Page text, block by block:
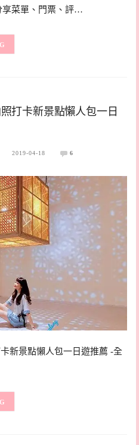
享菜單、門票、評…
打卡新景點懶人包一日
2019-04-18 6
新景點懶人包一日遊推薦 -全